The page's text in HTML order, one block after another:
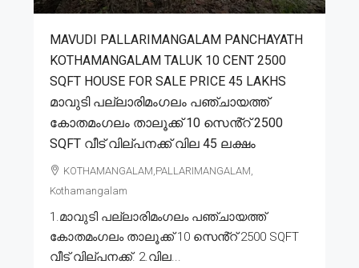
MAVUDI PALLARIMANGALAM PANCHAYATH
KOTHAMANGALAM TALUK 10 CENT 2500
SQFT HOUSE FOR SALE PRICE 45 LAKHS
മാവുടി പല്ലാരിമംഗലം പഞ്ചായത്ത്
കോതമംഗലം താലൂക്ക് 10 സെൻ്റ് 2500
SQFT വീട് വില്പനക്ക് വില 45 ലക്ഷം
KOTHAMANGALAM,PALLARIMANGALAM,
Kothamangalam
1.മാവുടി പല്ലാരിമംഗലം പഞ്ചായത്ത്
കോതമംഗലം താലൂക്ക് 10 സെൻ്റ് 2500 SQFT
വീട് വില്പനക്ക്. 2.വില...